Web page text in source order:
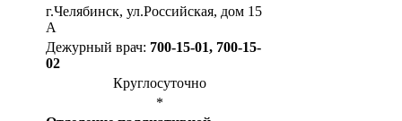
г.Челябинск, ул.Российская, дом 15
А
Дежурный врач: 700-15-01, 700-15-
02
Круглосуточно
*